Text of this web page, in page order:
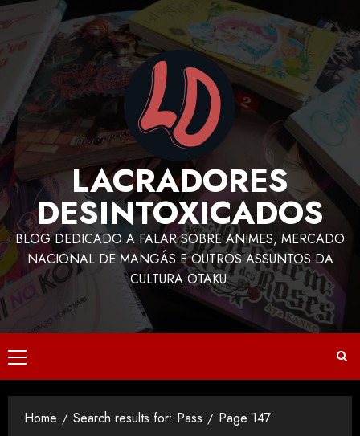
LACRADORES
DESINTOXICADOS
BLOG DEDICADO A FALAR SOBRE ANIMES, MERCADO
NACIONAL DE MANGÁS E OUTROS ASSUNTOS DA
CULTURA OTAKU.
Home Search results for: Pass Page 147